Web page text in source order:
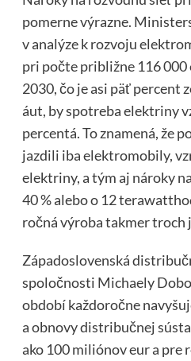
pomerne výrazne.
v analýze k rozvoju
pri počte približne 116
2030, čo je asi päť percent
áut, by spotreba elektriny
percentá. To znamená, že
jazdili iba elektromobily,
elektriny, a tým aj nároky
40 % alebo o 12
ročná výroba takmer troch
Západoslovenská
spoločnosti Michaely
období každoročne
a obnovy distribučnej
ako 100 miliónov eur a pre